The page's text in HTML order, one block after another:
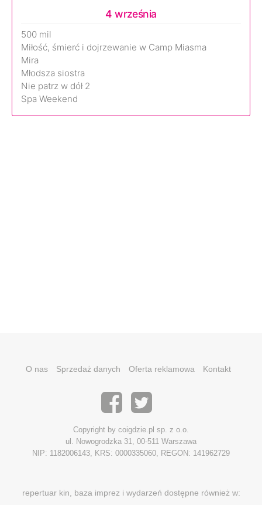
4 września
500 mil
Miłość, śmierć i dojrzewanie w Camp Miasma
Mira
Młodsza siostra
Nie patrz w dół 2
Spa Weekend
O nas Sprzedaż danych Oferta reklamowa Kontakt
Copyright by coigdzie.pl sp. z o.o.
ul. Nowogrodzka 31, 00-511 Warszawa
NIP: 1182006143, KRS: 0000335060, REGON: 141962729
repertuar kin, baza imprez i wydarzeń dostępne również w: